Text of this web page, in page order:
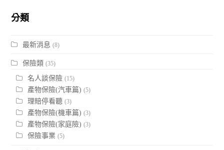
分類
最新消息 (8)
保險類 (35)
名人談保險 (15)
產物保險(汽車篇) (5)
理賠停看聽 (3)
產物保險(機車篇) (3)
產物保險(家庭險) (3)
保險事業 (5)